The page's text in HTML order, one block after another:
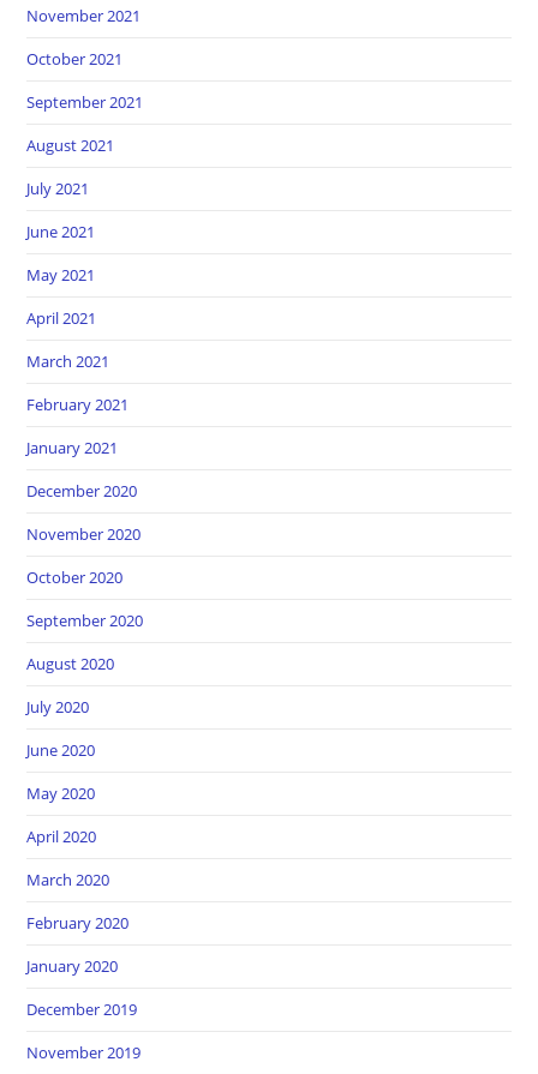
November 2021
October 2021
September 2021
August 2021
July 2021
June 2021
May 2021
April 2021
March 2021
February 2021
January 2021
December 2020
November 2020
October 2020
September 2020
August 2020
July 2020
June 2020
May 2020
April 2020
March 2020
February 2020
January 2020
December 2019
November 2019